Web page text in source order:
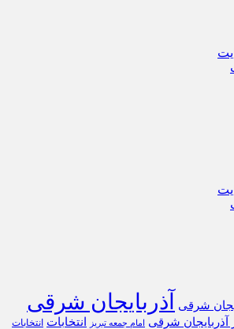
شرقی آذربایجان شرقی
آذربایجان شرقی امام جمعه تبریز انتخابات انتخابات